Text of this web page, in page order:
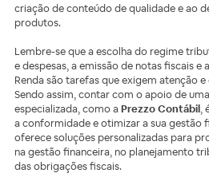
criação de conteúdo de qualidade e ao
produtos.
Lembre-se que a escolha do regime
e despesas, a emissão de notas fiscais
Renda são tarefas que exigem atenção
Sendo assim, contar com o apoio de
especializada, como aPrezzo Contábil,
a conformidade e otimizar a sua gestão
oferece soluções personalizadas para
na gestão financeira, no planejamento
das obrigações fiscais.